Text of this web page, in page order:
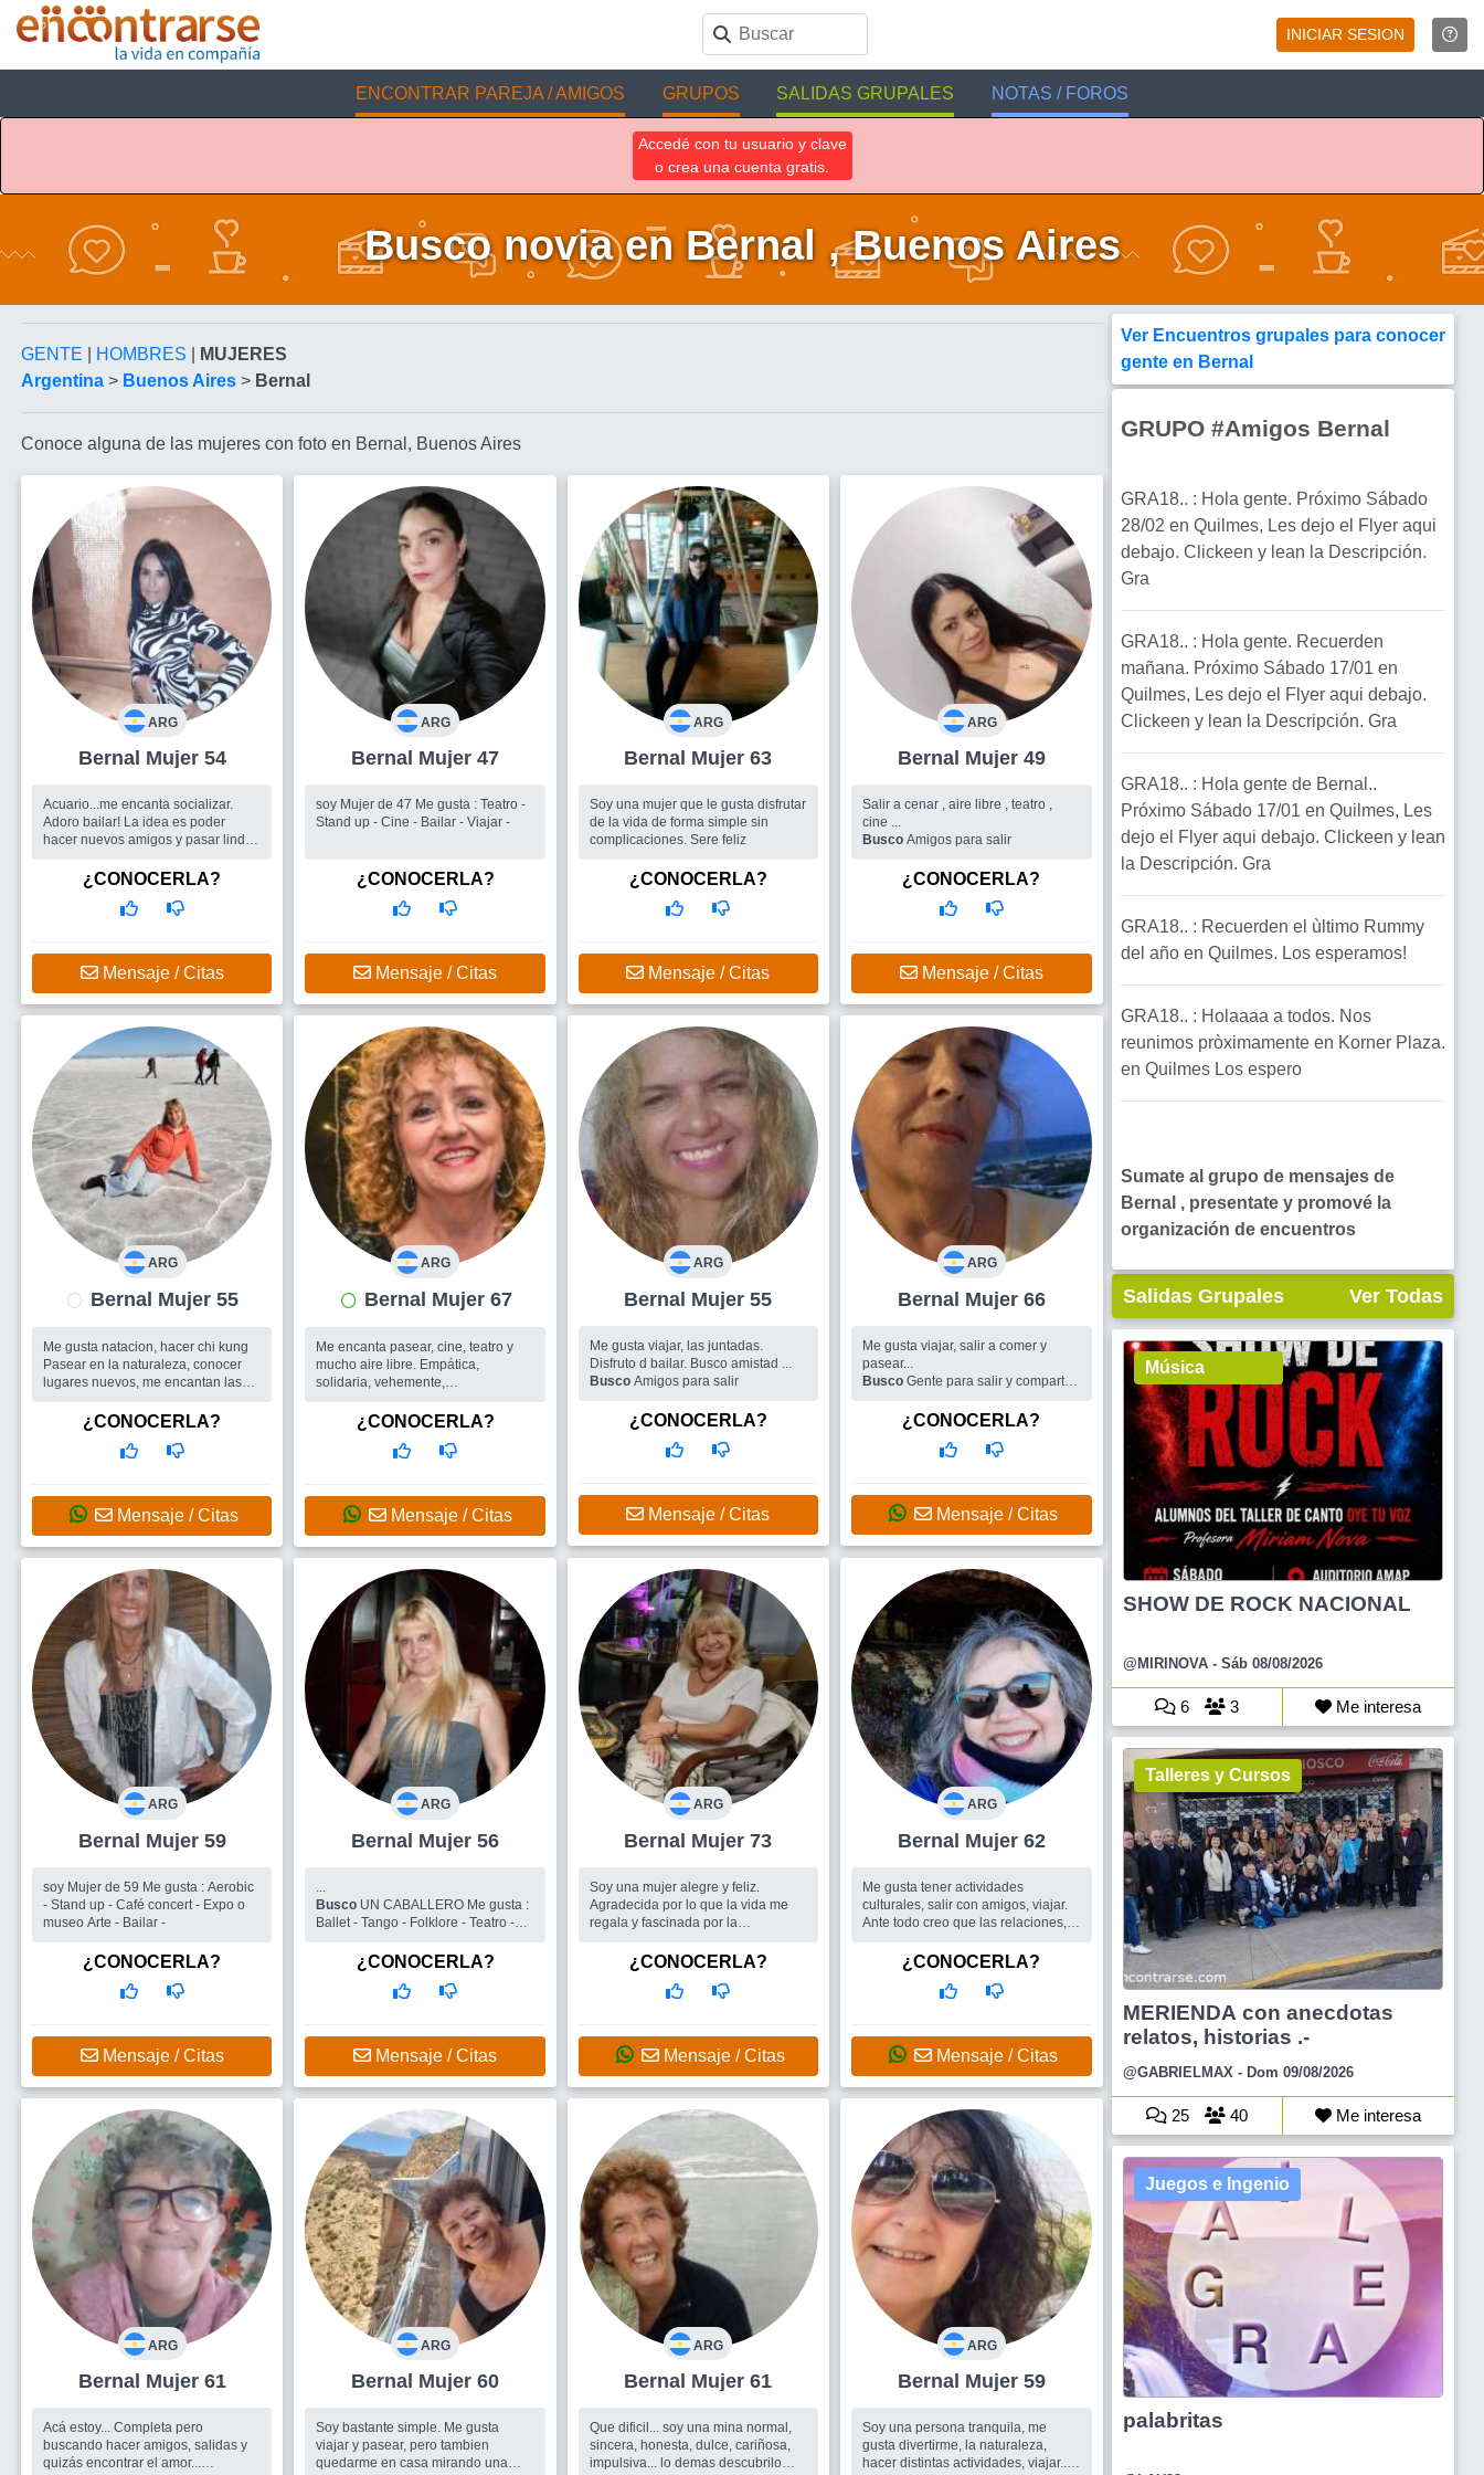
INICIAR SESION
ENCONTRAR PAREJA / AMIGOS GRUPOS SALIDAS GRUPALES NOTAS / FOROS
Accedé con tu usuario y clave
o crea una cuenta gratis.
Busco novia en Bernal , Buenos Aires
GENTE HOMBRES
MUJERES
Argentina > Buenos Aires > Bernal
Conoce alguna de las mujeres con foto en Bernal, Buenos Aires
ARG
Bernal Mujer 54
Acuario...me encanta socializar.
Adoro bailar! La idea es poder
hacer nuevos amigos y pasar lindos
¿CONOCERLA?
Mensaje / Citas
ARG
Bernal Mujer 47
soy Mujer de 47 Me gusta : Teatro -
Stand up - Cine - Bailar - Viajar -
¿CONOCERLA?
Mensaje / Citas
ARG
Bernal Mujer 63
Soy una mujer que le gusta disfrutar
de la vida de forma simple sin
complicaciones. Sere feliz
¿CONOCERLA?
Mensaje / Citas
ARG
Bernal Mujer 49
Salir a cenar , aire libre , teatro ,
cine ...
BuscoAmigos para salir
¿CONOCERLA?
Mensaje / Citas
ARG
Bernal Mujer 55
Me gusta natacion, hacer chi kung
Pasear en la naturaleza, conocer
lugares nuevos, me encantan las
pequeñas cosas.disfrutar de la vida
y sentirme viva ...
Me gustaria encontrar una
salidas charlas y disfrutarnos
mutuamente
¿CONOCERLA?
Mensaje / Citas
ARG
Bernal Mujer 67
Me encanta pasear, cine, teatro y
mucho aire libre. Empática,
solidaria, vehemente,
compañera, cariñosa, etc. Me gusta
salir en grupo, conocer gente y
divertirme mucho. M...
actividades diversas. Me
encantaría, encontrar un
compañero de proyectos afines,
que sea cariñoso, caballero y
empático. Poder ir co
¿CONOCERLA?
Mensaje / Citas
ARG
Bernal Mujer 55
Me gusta viajar, las juntadas.
Disfruto d bailar. Busco amistad ...
Busco Amigos para salir
¿CONOCERLA?
Mensaje / Citas
ARG
Bernal Mujer 66
Me gusta viajar, salir a comer y
pasear...
BuscoGente para salir y compartir
¿CONOCERLA?
Mensaje / Citas
ARG
Bernal Mujer 59
soy Mujer de 59 Me gusta : Aerobic
- Stand up - Café concert - Expo o
museo Arte - Bailar -
¿CONOCERLA?
Mensaje / Citas
ARG
Bernal Mujer 56
...
Busco UN CABALLERO Me gusta :
Ballet - Tango - Folklore - Teatro -
¿CONOCERLA?
Mensaje / Citas
ARG
Bernal Mujer 73
Soy una mujer alegre y feliz.
Agradecida por lo que la vida me
regala y fascinada por la
me gusta leer, bailar, disfrutar de las
pequeñas cosas y principalmente
divertirme y si, mágicamente,
aparece un Hombre y hay
¿CONOCERLA?
Mensaje / Citas
ARG
Bernal Mujer 62
Me gusta tener actividades
culturales, salir con amigos, viajar.
Ante todo creo que las relaciones,
construyen basadas en el respeto
mutuo. Me gusta relacionarme con
¿CONOCERLA?
Mensaje / Citas
ARG
Bernal Mujer 61
Acá estoy... Completa pero
buscando hacer amigos, salidas y
quizás encontrar el amor...
ARG
Bernal Mujer 60
Soy bastante simple. Me gusta
viajar y pasear, pero tambien
quedarme en casa mirando una
ARG
Bernal Mujer 61
Que dificil... soy una mina normal,
sincera, honesta, dulce, cariñosa,
impulsiva... lo demas descubrilo
ARG
Bernal Mujer 59
Soy una persona tranquila, me
gusta divertirme, la naturaleza,
hacer distintas actividades, viajar....
Ver Encuentros grupales para conocer
gente en Bernal
GRUPO #Amigos Bernal
GRA18.. : Hola gente. Próximo Sábado
28/02 en Quilmes, Les dejo el Flyer aqui
debajo. Clickeen y lean la Descripción.
Gra
GRA18.. : Hola gente. Recuerden
mañana. Próximo Sábado 17/01 en
Quilmes, Les dejo el Flyer aqui debajo.
Clickeen y lean la Descripción. Gra
GRA18.. : Hola gente de Bernal..
Próximo Sábado 17/01 en Quilmes, Les
dejo el Flyer aqui debajo. Clickeen y lean
la Descripción. Gra
GRA18.. : Recuerden el ùltimo Rummy
del año en Quilmes. Los esperamos!
GRA18.. : Holaaaa a todos. Nos
reunimos pròximamente en Korner Plaza.
en Quilmes Los espero
Sumate al grupo de mensajes de
Bernal , presentate y promové la
organización de encuentros
Salidas Grupales Ver Todas
Música
SHOW DE ROCK NACIONAL
@MIRINOVA- Sáb 08/08/2026
6 3 Me interesa
Talleres y Cursos
MERIENDA con anecdotas
relatos, historias .-
@GABRIELMAX - Dom 09/08/2026
25 40 Me interesa
Juegos e Ingenio
palabritas